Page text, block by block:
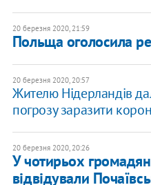
20 березня 2020, 21:59
Польща оголосила
20 березня 2020, 20:57
Жителю Нідерландів
погрозу заразити
20 березня 2020, 20:26
У чотирьох
відвідували